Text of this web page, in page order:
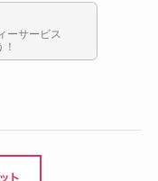
ーサービス